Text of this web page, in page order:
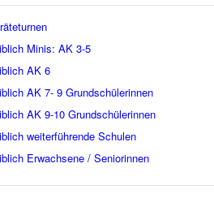
Minis: AK 3-5
AK 6
AK 7- 9 Grundschülerinnen
AK 9-10 Grundschülerinnen
weiterführende Schulen
Erwachsene / Seniorinnen